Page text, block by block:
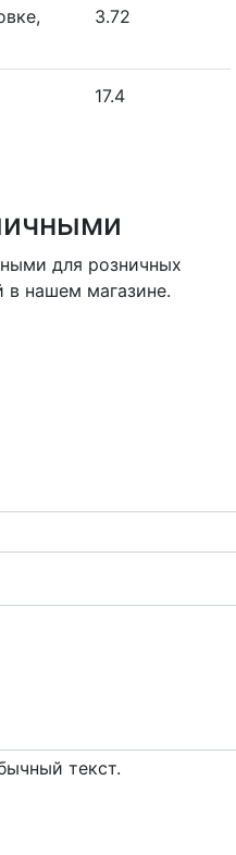
3.72
17.4
для розничных
в нашем магазине.
текст.